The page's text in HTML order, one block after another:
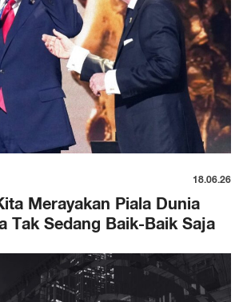
18.06.26
Merayakan Piala Dunia
Tak Sedang Baik-Baik Saja